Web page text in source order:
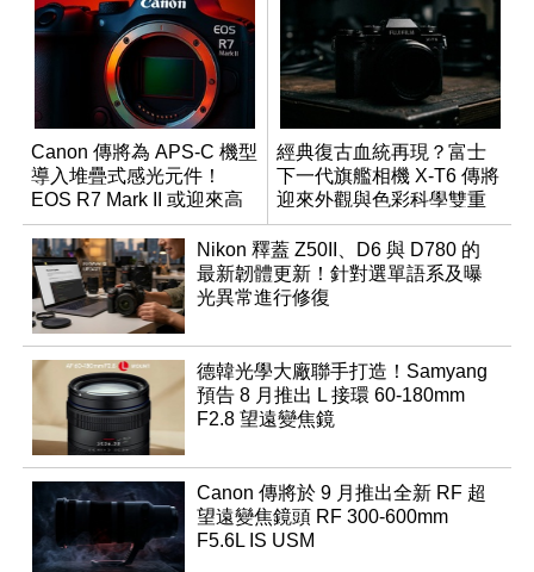
Canon 傳將為 APS-C 機型
導入堆疊式感光元件！
EOS R7 Mark II 或迎來高
速讀出升級
經典復古血統再現？富士
下一代旗艦相機 X-T6 傳將
迎來外觀與色彩科學雙重
優化
Nikon 釋蓋 Z50II、D6 與 D780 的
最新韌體更新！針對選單語系及曝
光異常進行修復
德韓光學大廠聯手打造！Samyang
預告 8 月推出 L 接環 60-180mm
F2.8 望遠變焦鏡
Canon 傳將於 9 月推出全新 RF 超
望遠變焦鏡頭 RF 300-600mm
F5.6L IS USM